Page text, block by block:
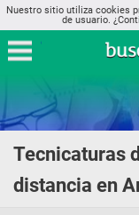
Nuestro sitio utiliza cookies
de usuario.
Tecnicaturas
distancia en